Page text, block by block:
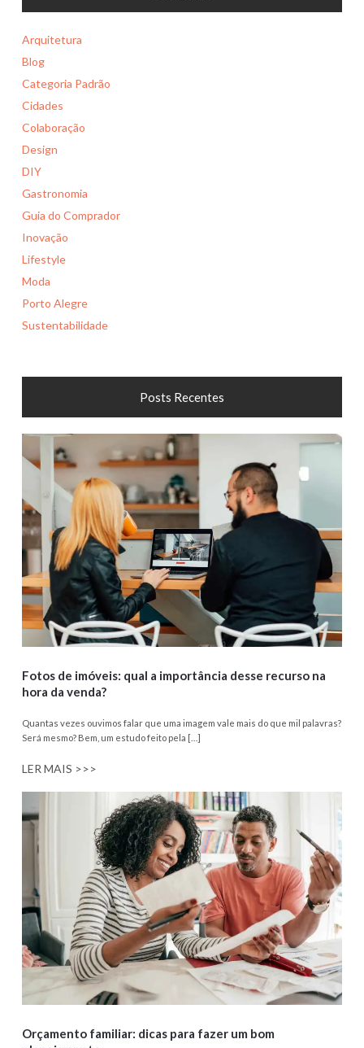
Arquitetura
Blog
Categoria Padrão
Cidades
Colaboração
Design
DIY
Gastronomia
Guia do Comprador
Inovação
Lifestyle
Moda
Porto Alegre
Sustentabilidade
Posts Recentes
Fotos de imóveis: qual a importância desse recurso na
hora da venda?
Quantas vezes ouvimos falar que uma imagem vale mais do que mil palavras?
Será mesmo? Bem, um estudo feito pela […]
LER MAIS >>>
Orçamento familiar: dicas para fazer um bom